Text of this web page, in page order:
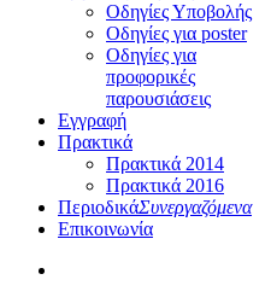
Οδηγίες Υποβολής
Οδηγίες για poster
Οδηγίες για
προφορικές
παρουσιάσεις
Εγγραφή
Πρακτικά
Πρακτικά 2014
Πρακτικά 2016
ΠεριοδικάΣυνεργαζόμενα
Επικοινωνία